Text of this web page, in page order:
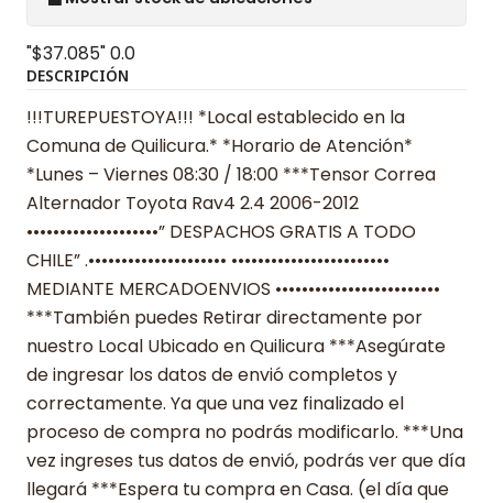
"$37.085"0.0
DESCRIPCIÓN
!!!TUREPUESTOYA!!! *Local establecido en la
Comuna de Quilicura.* *Horario de Atención*
*Lunes – Viernes 08:30 / 18:00 ***Tensor Correa
Alternador Toyota Rav4 2.4 2006-2012
••••••••••••••••••••” DESPACHOS GRATIS A TODO
CHILE” .••••••••••••••••••••• ••••••••••••••••••••••••
MEDIANTE MERCADOENVIOS •••••••••••••••••••••••••
***También puedes Retirar directamente por
nuestro Local Ubicado en Quilicura ***Asegúrate
de ingresar los datos de envió completos y
correctamente. Ya que una vez finalizado el
proceso de compra no podrás modificarlo. ***Una
vez ingreses tus datos de envió, podrás ver que día
llegará ***Espera tu compra en Casa. (el día que